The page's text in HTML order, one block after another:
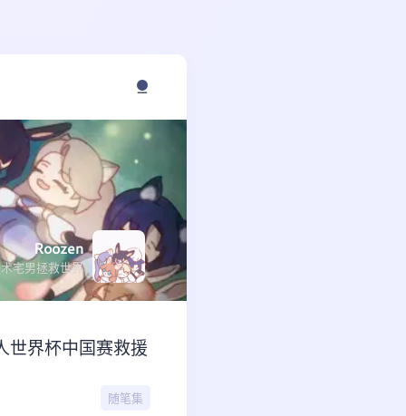
Roozen
宅男拯救世界
世界杯中国赛救援
随笔集